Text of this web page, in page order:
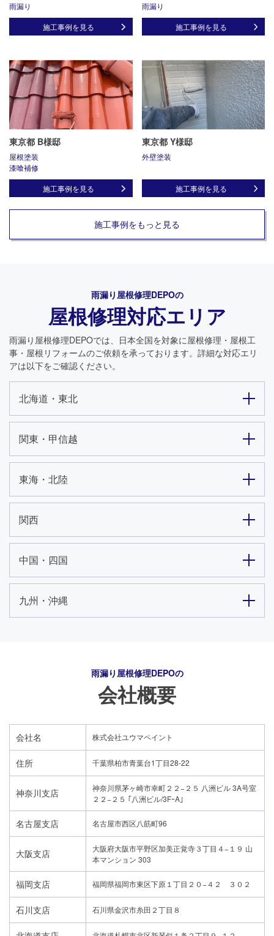
雨漏り
施工事例を見る
雨漏り
施工事例を見る
東京都 B様邸
屋根塗装
漆喰補修
施工事例を見る
東京都 Y様邸
外壁塗装
施工事例を見る
施工事例をもっと見る
雨漏り屋根修理DEPOの
屋根修理対応エリア
雨漏り屋根修理DEPOでは、日本全国を対象に屋根修理・屋根工
事・屋根リフォームのご依頼を承っております。詳細な対応エリ
アは以下をご確認ください。
北海道・東北
関東・甲信越
東海・北陸
関西
中国・四国
九州・沖縄
雨漏り屋根修理DEPOの
会社概要
会社名 株式会社ユウマペイント
住所 千葉県柏市青葉台1丁目28-22
神奈川支店
神奈川県茅ヶ崎市幸町２２−２５ 八洲ビル 3A号室
２２−２５ ｢八洲ビル/3FｰA｣
名古屋支店 名古屋市西区八筋町96
大阪支店
大阪府大阪市平野区加美正覚寺３丁目４−１９ 山
本マンション 303
福岡支店 福岡県福岡市東区下原１丁目２０−４２ ３０２
石川支店 石川県金沢市糸田２丁目８